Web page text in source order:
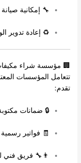
🔧 إمكانية
♻️ إعادة تدوير
🏢 مؤسسة شراء مكيفات
تتعامل المؤسسات
تقدم:
🔒 ضمانات
🧾 فواتير رسمية
👨‍🔧 فريق فني